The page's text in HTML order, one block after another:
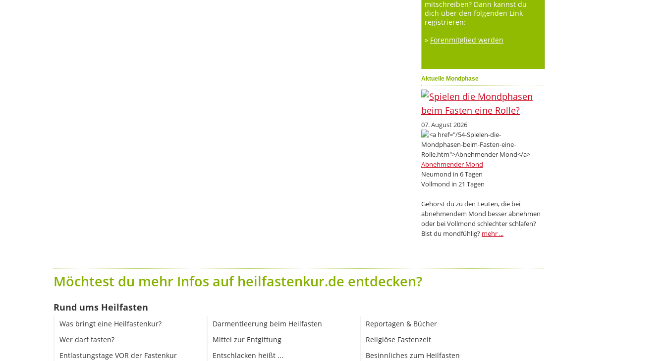
mitschreiben? Dann kannst du
dich über den folgenden Link
registrieren:
» Forenmitglied werden
Aktuelle Mondphase
07. August 2026
Abnehmender Mond
Neumond in 6 Tagen
Vollmond in 21 Tagen
Gehörst du zu den Leuten, die bei
abnehmendem Mond besser abnehmen
oder bei Vollmond schlechter schlafen?
Bist du mondfühlig? mehr ...
Möchtest du mehr Infos auf heilfastenkur.de entdecken?
Rund ums Heilfasten
Was bringt eine Heilfastenkur?
Wer darf fasten?
Entlastungstage VOR der Fastenkur
Darmentleerung beim Heilfasten
Mittel zur Entgiftung
Entschlacken heißt ...
Reportagen & Bücher
Religiöse Fastenzeit
Besinnliches zum Heilfasten